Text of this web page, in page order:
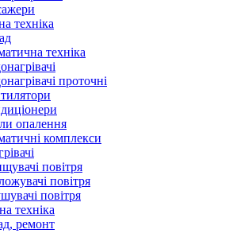
техніка
техніка
проточні
опалення
комплекси
повітря
повітря
повітря
техніка
ремонт